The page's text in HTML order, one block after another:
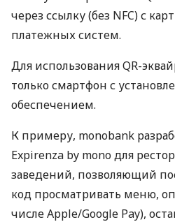
через ссылку (без NFC) с
платежных систем.
Для использования QR-
только смартфон с
обеспечением.
К примеру, monobank
Expirenza by mono для
заведений, позволяющий
код просматривать меню,
числе Apple/Google Pay),